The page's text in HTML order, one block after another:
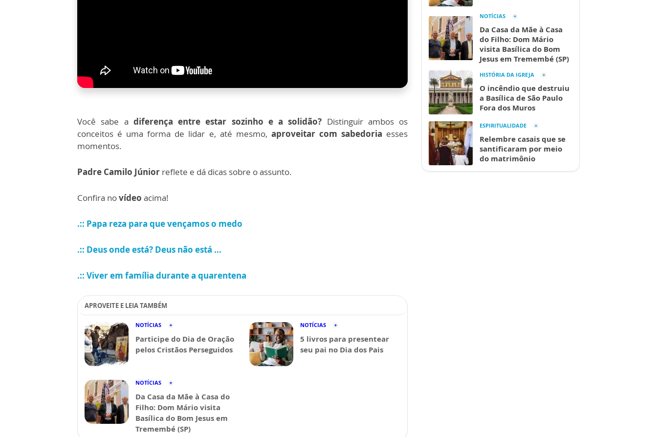
Você sabe a diferença entre estar sozinho e a solidão? Distinguir ambos os
conceitos é uma forma de lidar e, até mesmo, aproveitar com sabedoria esses
momentos.
Padre Camilo Júnior reflete e dá dicas sobre o assunto.
Confira novídeo acima!
.:: Papa reza para que vençamos o medo
.:: Deus onde está? Deus não está ...
.:: Viver em família durante a quarentena
APROVEITE E LEIA TAMBÉM
NOTÍCIAS
Participe do Dia de Oração
pelos Cristãos Perseguidos
NOTÍCIAS
5 livros para presentear
seu pai no Dia dos Pais
NOTÍCIAS
Da Casa da Mãe à Casa do
Filho: Dom Mário visita
Basílica do Bom Jesus em
Tremembé (SP)
NOTÍCIAS
Da Casa da Mãe à Casa
do Filho: Dom Mário
visita Basílica do Bom
Jesus em Tremembé (SP)
HISTÓRIA DA IGREJA
O incêndio que destruiu
a Basílica de São Paulo
Fora dos Muros
ESPIRITUALIDADE
Relembre casais que se
santificaram por meio
do matrimônio